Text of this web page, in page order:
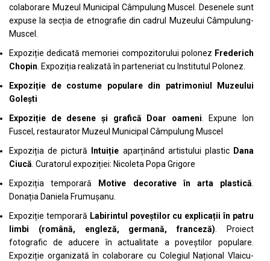
colaborare Muzeul Municipal Câmpulung Muscel. Desenele sunt
expuse la secția de etnografie din cadrul Muzeului Câmpulung-
Muscel.
Expoziție dedicată memoriei compozitorului polonez Frederich
Chopin . Expoziția realizată în parteneriat cu Institutul Polonez.
Expoziție de costume populare din patrimoniul Muzeului
Golești
Expoziție de desene și grafică Doar oameni . Expune Ion
Fuscel, restaurator Muzeul Municipal Câmpulung Muscel
Expoziția de pictură
Intuiție aparținând artistului plastic Dana
Ciucă . Curatorul expoziției: Nicoleta Popa Grigore
Expoziția temporară
Motive decorative în arta plastică
Donația Daniela Frumușanu.
Expoziție temporară Labirintul poveștilor cu explicații în patru
limbi (română, engleză, germană, franceză) . Proiect
fotografic de aducere în actualitate a poveștilor populare.
Expoziție organizată în colaborare cu Colegiul Național Vlaicu-